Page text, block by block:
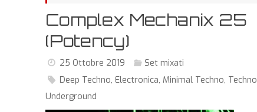
Complex Mechanix 25
(Potency)
25 Ottobre 2019
Set mixati
Deep Techno,Electronica, Minimal Techno, Techno
Underground